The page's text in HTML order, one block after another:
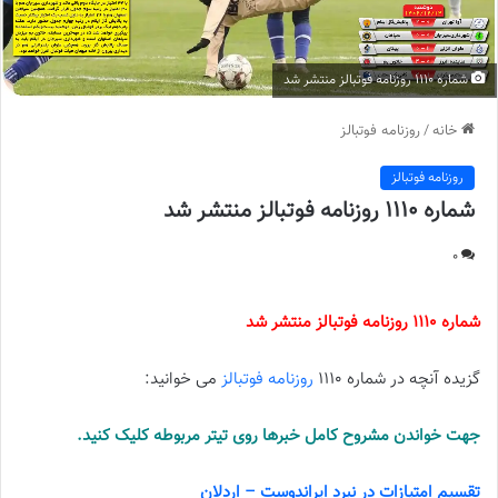
شماره 1110 روزنامه فوتبالز منتشر شد
خانه/روزنامه فوتبالز
روزنامه فوتبالز
شماره 1110 روزنامه فوتبالز منتشر شد
0
شماره 1110 روزنامه فوتبالز منتشر شد
گزیده آنچه در شماره 1110 روزنامه فوتبالز می خوانید:
جهت خواندن مشروح کامل خبرها روی تیتر مربوطه کلیک کنید.